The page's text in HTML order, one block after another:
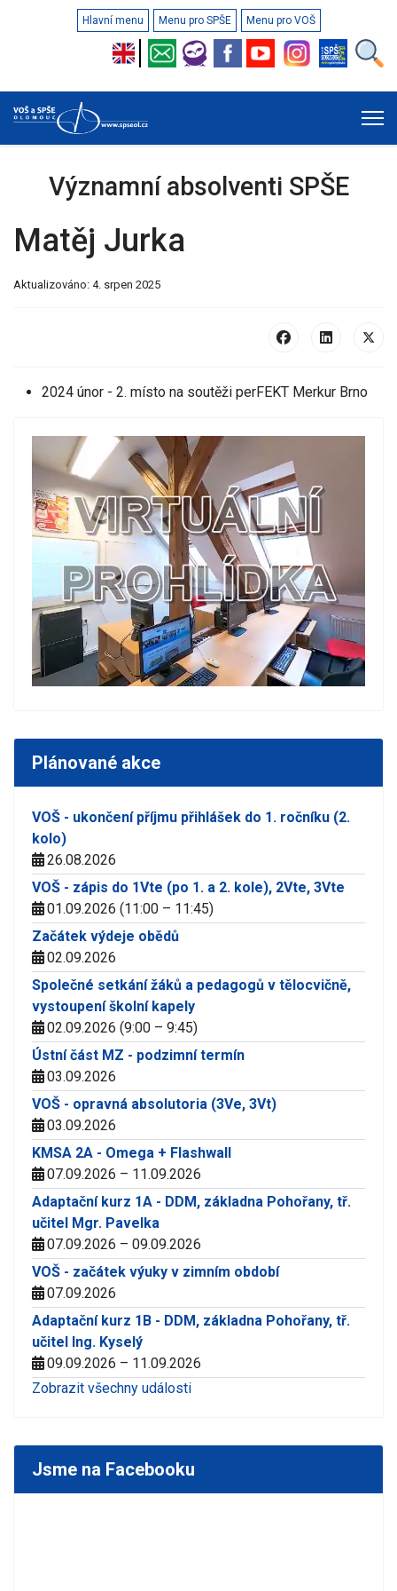
Hlavní menu Menu pro SPŠE Menu pro VOŠ
Významní absolventi SPŠE
Matěj Jurka
Aktualizováno: 4. srpen 2025
2024 únor - 2. místo na soutěži perFEKT Merkur Brno
Plánované akce
VOŠ - ukončení příjmu přihlášek do 1. ročníku (2.
kolo)
26.08.2026
VOŠ - zápis do 1Vte (po 1. a 2. kole), 2Vte, 3Vte
01.09.2026 (11:00 – 11:45)
Začátek výdeje obědů
02.09.2026
Společné setkání žáků a pedagogů v tělocvičně,
vystoupení školní kapely
02.09.2026 (9:00 – 9:45)
Ústní část MZ - podzimní termín
03.09.2026
VOŠ - opravná absolutoria (3Ve, 3Vt)
03.09.2026
KMSA 2A - Omega + Flashwall
07.09.2026 – 11.09.2026
Adaptační kurz 1A - DDM, základna Pohořany, tř.
učitel Mgr. Pavelka
07.09.2026 – 09.09.2026
VOŠ - začátek výuky v zimním období
07.09.2026
Adaptační kurz 1B - DDM, základna Pohořany, tř.
učitel Ing. Kyselý
09.09.2026 – 11.09.2026
Zobrazit všechny události
Jsme na Facebooku